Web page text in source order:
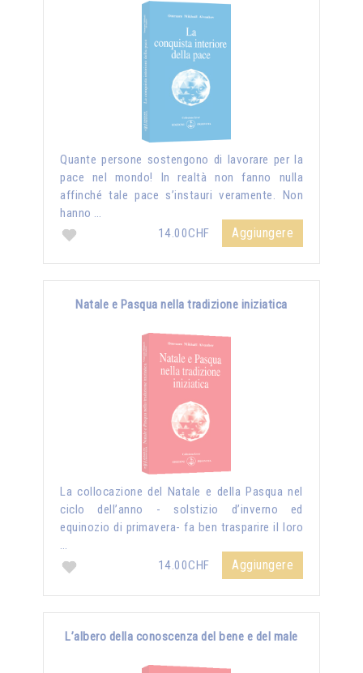
Quante persone sostengono di lavorare per la
pace nel mondo! In realtà non fanno nulla
affinché tale pace s’instauri veramente. Non
hanno …
14.00CHF
Aggiungere
Natale e Pasqua nella tradizione iniziatica
La collocazione del Natale e della Pasqua nel
ciclo dell’anno - solstizio d’inverno ed
equinozio di primavera- fa ben trasparire il loro
…
14.00CHF
Aggiungere
L’albero della conoscenza del bene e del male